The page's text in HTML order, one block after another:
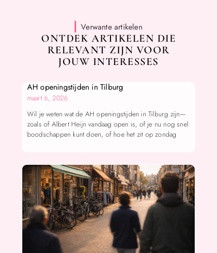
Verwante artikelen
ONTDEK ARTIKELEN DIE
RELEVANT ZIJN VOOR
JOUW INTERESSES
AH openingstijden in Tilburg
maart 6, 2026
Wil je weten wat de AH openingstijden in Tilburg zijn—
zoals of Albert Heijn vandaag open is, of je nu nog snel
boodschappen kunt doen, of hoe het zit op zondag